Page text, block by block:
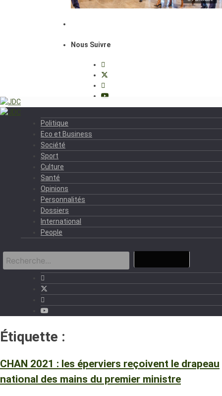
Nous Suivre
Politique
Eco et Business
Société
Sport
Culture
Santé
Opinions
Personnalités
Dossiers
International
People
Étiquette :
CHAN 2021 : les éperviers reçoivent le drapeau
national des mains du premier ministre